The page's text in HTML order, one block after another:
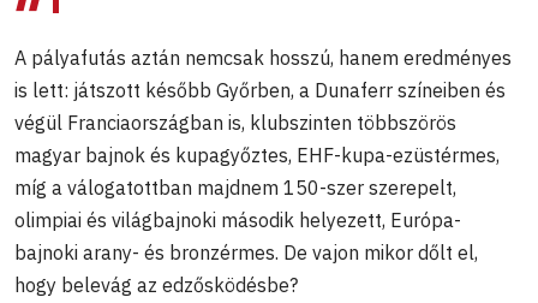
A pályafutás aztán nemcsak hosszú, hanem eredményes
is lett: játszott később Győrben, a Dunaferr színeiben és
végül Franciaországban is, klubszinten többszörös
magyar bajnok és kupagyőztes, EHF-kupa-ezüstérmes,
míg a válogatottban majdnem 150-szer szerepelt,
olimpiai és világbajnoki második helyezett, Európa-
bajnoki arany- és bronzérmes. De vajon mikor dőlt el,
hogy belevág az edzősködésbe?